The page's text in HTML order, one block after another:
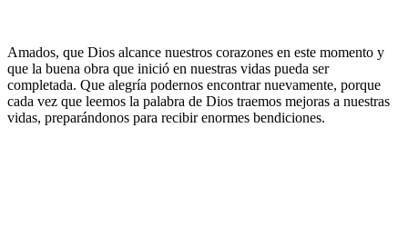
Amados, que Dios alcance nuestros corazones en este momento y
que la buena obra que inició en nuestras vidas pueda ser
completada. Que alegría podernos encontrar nuevamente, porque
cada vez que leemos la palabra de Dios traemos mejoras a nuestras
vidas, preparándonos para recibir enormes bendiciones.